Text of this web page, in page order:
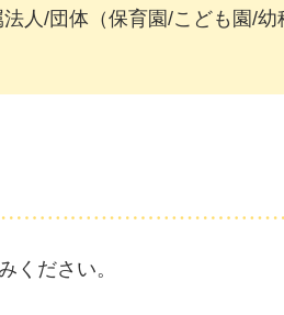
人/団体（保育園/こども園/幼
ください。